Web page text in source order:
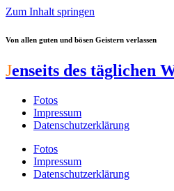
Zum Inhalt springen
Von allen guten und bösen Geistern verlassen
Jenseits des täglichen
Fotos
Impressum
Datenschutzerklärung
Fotos
Impressum
Datenschutzerklärung